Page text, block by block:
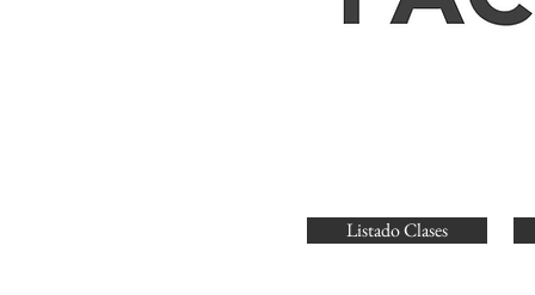
Listado Clases